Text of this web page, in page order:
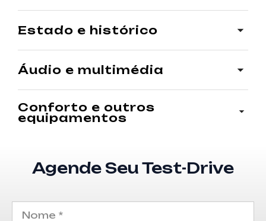
Gasolina
450 cv Automática
estado e histórico
Junho
122 000 km
Usado
áudio e multimédia
conforto e outros
equipamentos
Agende Seu Test-Drive